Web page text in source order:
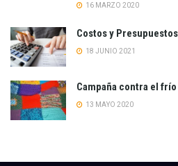
16 MARZO 2020
Costos y Presupuestos
18 JUNIO 2021
Campaña contra el
13 MAYO 2020